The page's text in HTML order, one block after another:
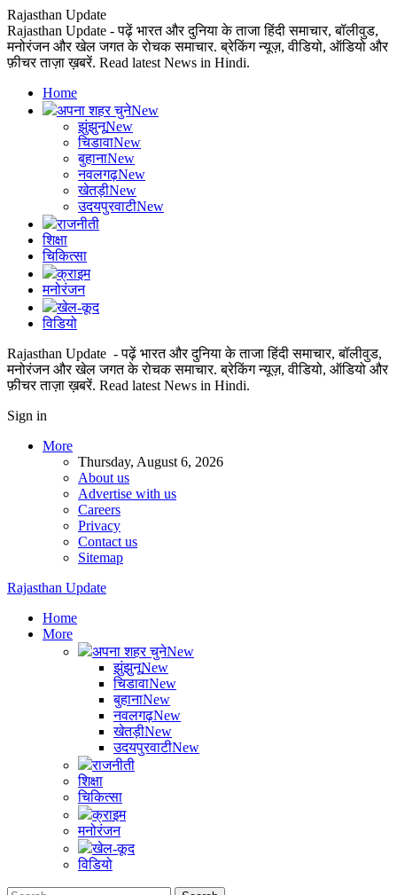
Rajasthan Update
Rajasthan Update - पढ़ें भारत और दुनिया के ताजा हिंदी समाचार, बॉलीवुड,
मनोरंजन और खेल जगत के रोचक समाचार. ब्रेकिंग न्यूज़, वीडियो, ऑडियो और
फ़ीचर ताज़ा ख़बरें. Read latest News in Hindi.
Home
अपना शहर चुनेNew
झुंझुनूNew
चिडावाNew
बुहानाNew
नवलगढ़New
खेतड़ीNew
उदयपुरवाटीNew
राजनीती
शिक्षा
चिकित्सा
क्राइम
मनोरंजन
खेल-कूद
विडियो
Rajasthan Update - पढ़ें भारत और दुनिया के ताजा हिंदी समाचार, बॉलीवुड,
मनोरंजन और खेल जगत के रोचक समाचार. ब्रेकिंग न्यूज़, वीडियो, ऑडियो और
फ़ीचर ताज़ा ख़बरें. Read latest News in Hindi.
Sign in
More
Thursday, August 6, 2026
About us
Advertise with us
Careers
Privacy
Contact us
Sitemap
Rajasthan Update
Home
More
अपना शहर चुनेNew
झुंझुनूNew
चिडावाNew
बुहानाNew
नवलगढ़New
खेतड़ीNew
उदयपुरवाटीNew
राजनीती
शिक्षा
चिकित्सा
क्राइम
मनोरंजन
खेल-कूद
विडियो